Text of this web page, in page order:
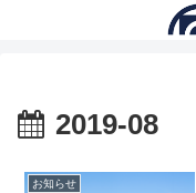
2019-08
お知らせ